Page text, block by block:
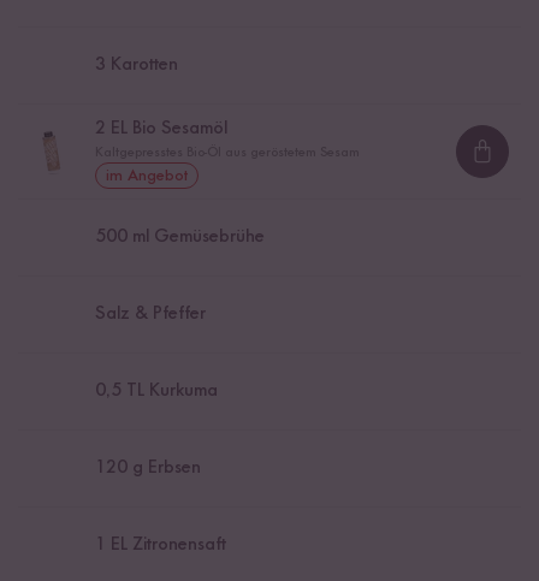
3 Karotten
2 EL Bio Sesamöl
im Angebot
500 ml Gemüsebrühe
Salz & Pfeffer
0,5 TL Kurkuma
120 g Erbsen
1 EL Zitronensaft